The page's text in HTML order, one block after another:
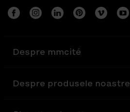
Despre mmcité
Despre produsele noastre